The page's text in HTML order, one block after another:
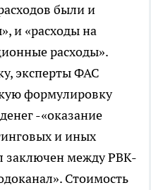
были и
и «расходы на
расходы».
эксперты ФАС
формулировку
-«оказание
и иных
заключен между РВК-
Стоимость